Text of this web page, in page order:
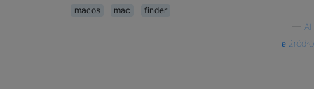
macos mac
finder
Ali
źródło